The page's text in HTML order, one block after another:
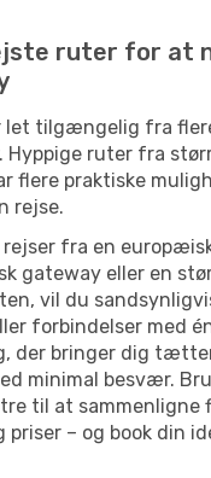
ruter for at
let tilgængelig fra
Hyppige ruter fra
flere praktiske
rejse.
rejser fra en
gateway eller en
vil du
forbindelser med
der bringer dig
minimal besvær.
til at sammenligne
priser – og book din